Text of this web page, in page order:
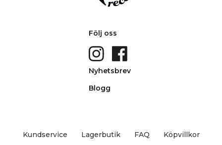
Följ oss
Nyhetsbrev
Blogg
Kundservice Lagerbutik FAQ Köpvillkor